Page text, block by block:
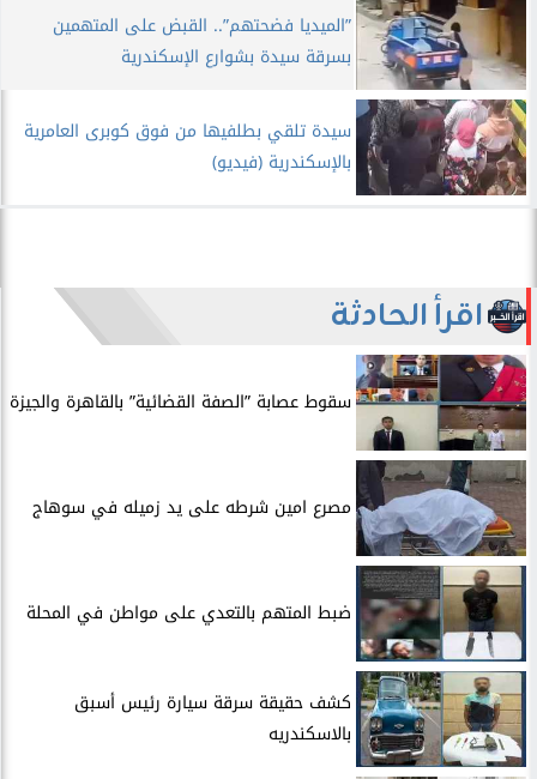
”الميديا فضحتهم”.. القبض على المتهمين
بسرقة سيدة بشوارع الإسكندرية
سيدة تلقي بطلفيها من فوق كوبرى العامرية
بالإسكندرية (فيديو)
اقرأ الحادثة
سقوط عصابة ”الصفة القضائية” بالقاهرة والجيزة
مصرع امين شرطه على يد زميله في سوهاج
​ضبط المتهم بالتعدي على مواطن في المحلة
​كشف حقيقة سرقة سيارة رئيس أسبق
بالاسكندريه